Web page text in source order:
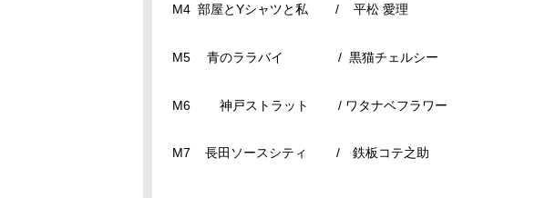
M4 部屋とYシャツと私 / 平松 愛理
M5 青のララバイ / 黒猫チェルシー
M6 神戸ストラット / ワタナベフラワー
M7 長田ソースシティ / 鉄板コテ之助